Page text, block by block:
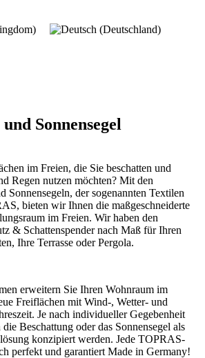
Sonnensegel
im Freien, die Sie beschatten und
Regen nutzen möchten? Mit den
Sonnensegeln, der sogenannten Textilen
bieten wir Ihnen die maßgeschneiderte
im Freien. Wir haben den
& Schattenspender nach Maß für Ihren
Ihre Terrasse oder Pergola.
erweitern Sie Ihren Wohnraum im
Freiflächen mit Wind-, Wetter- und
Je nach individueller Gegebenheit
Beschattung oder das Sonnensegel als
konzipiert werden. Jede TOPRAS-
perfekt und garantiert Made in Germany!